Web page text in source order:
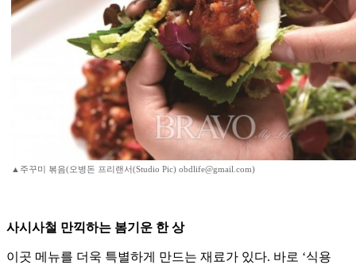
▲주꾸미 볶음(오병돈 프리랜서(Studio Pic) obdlife@gmail.com)
사시사철 만끽하는 봄기운 한 상
이곳 메뉴를 더욱 특별하게 만드는 재료가 있다. 바로 ‘식용